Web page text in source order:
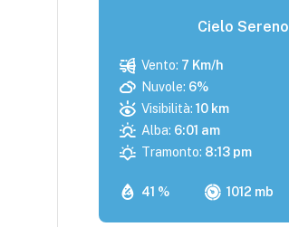
Cielo Sereno
41 % 1012 mb
Vento: 7 Km/h
Nuvole: 6%
Visibilità: 10 km
Alba: 6:01 am
Tramonto: 8:13 pm